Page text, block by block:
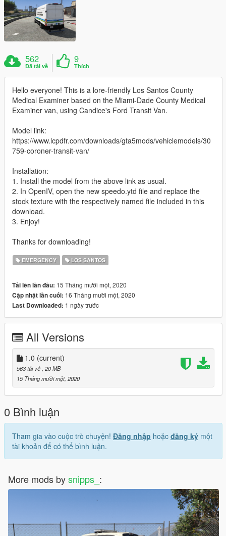
562
Đã tải về
9
Thích
Hello everyone! This is a lore-friendly Los Santos County
Medical Examiner based on the Miami-Dade County Medical
Examiner van, using Candice's Ford Transit Van.
Model link:
https://www.lcpdfr.com/downloads/gta5mods/vehiclemodels/30
759-coroner-transit-van/
Installation:
1. Install the model from the above link as usual.
2. In OpenIV, open the new speedo.ytd file and replace the
stock texture with the respectively named file included in this
download.
3. Enjoy!
Thanks for downloading!
EMERGENCY LOS SANTOS
Tải lên lần đầu: 15 Tháng mười một, 2020
Cập nhật lần cuối: 16 Tháng mười một, 2020
Last Downloaded: 1 ngày trước
All Versions
1.0 (current)
563 tải về, 20 MB
15 Tháng mười một, 2020
0 Bình luận
Tham gia vào cuộc trò chuyện! Đăng nhập hoặc đăng ký một
tài khoản để có thể bình luận.
More mods bysnipps_ :